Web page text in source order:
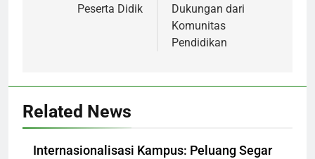
Peserta Didik
Dukungan dari
Komunitas
Pendidikan
Related News
Internasionalisasi Kampus: Peluang Segar